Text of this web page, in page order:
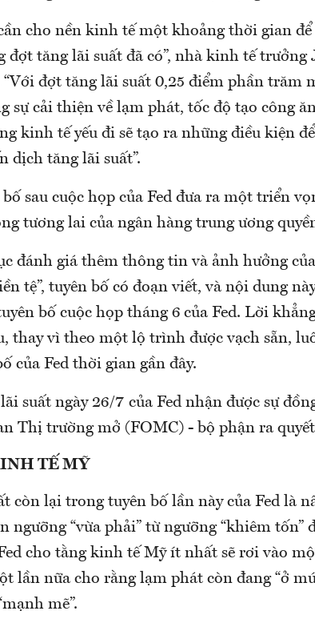
cho nền kinh tế một khoảng thời gian
đợt tăng lãi suất đã có”, nhà kinh tế trưởng
đợt tăng lãi suất 0,25 điểm phần trăm
sự cải thiện về lạm phát, tốc độ tạo công
kinh tế yếu đi sẽ tạo ra những điều kiện
dịch tăng lãi suất”.
sau cuộc họp của Fed đưa ra một triển
tương lai của ngân hàng trung ương
đánh giá thêm thông tin và ảnh hưởng
tệ”, tuyên bố có đoạn viết, và nội dung
bố cuộc họp tháng 6 của Fed. Lời
thay vì theo một lộ trình được vạch sẵn,
của Fed thời gian gần đây.
suất ngày 26/7 của Fed nhận được sự
Thị trường mở (FOMC) - bộ phận ra quyết
TẾ MỸ
còn lại trong tuyên bố lần này của Fed là
ngưỡng “vừa phải” từ ngưỡng “khiêm tốn”
cho tằng kinh tế Mỹ ít nhất sẽ rơi vào
lần nữa cho rằng lạm phát còn đang “ở
mẽ”.